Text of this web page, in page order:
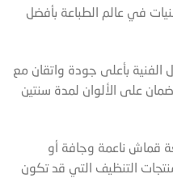
في عالم الطباعة بأفضل
بأعلى جودة واتقان مع
على الألوان لمدة سنتين
قماش ناعمة وجافة أو
التنظيف التي قد تكون